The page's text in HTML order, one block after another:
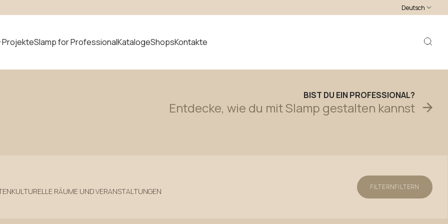
Deutsch
ProjekteSlamp for ProfessionalKatalogeShopsKontakte
BIST DU EIN PROFESSIONAL?
Entdecke, wie du mitSlamp gestalten kannst
KULTURELLE RÄUME UND VERANSTALTUNGEN FILTERNFILTERN